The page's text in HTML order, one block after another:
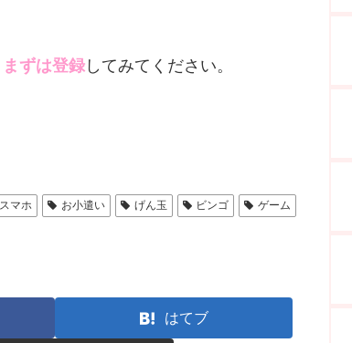
まずは登録 してみてください。
スマホ お小遣い げん玉 ビンゴ ゲーム
はてブ